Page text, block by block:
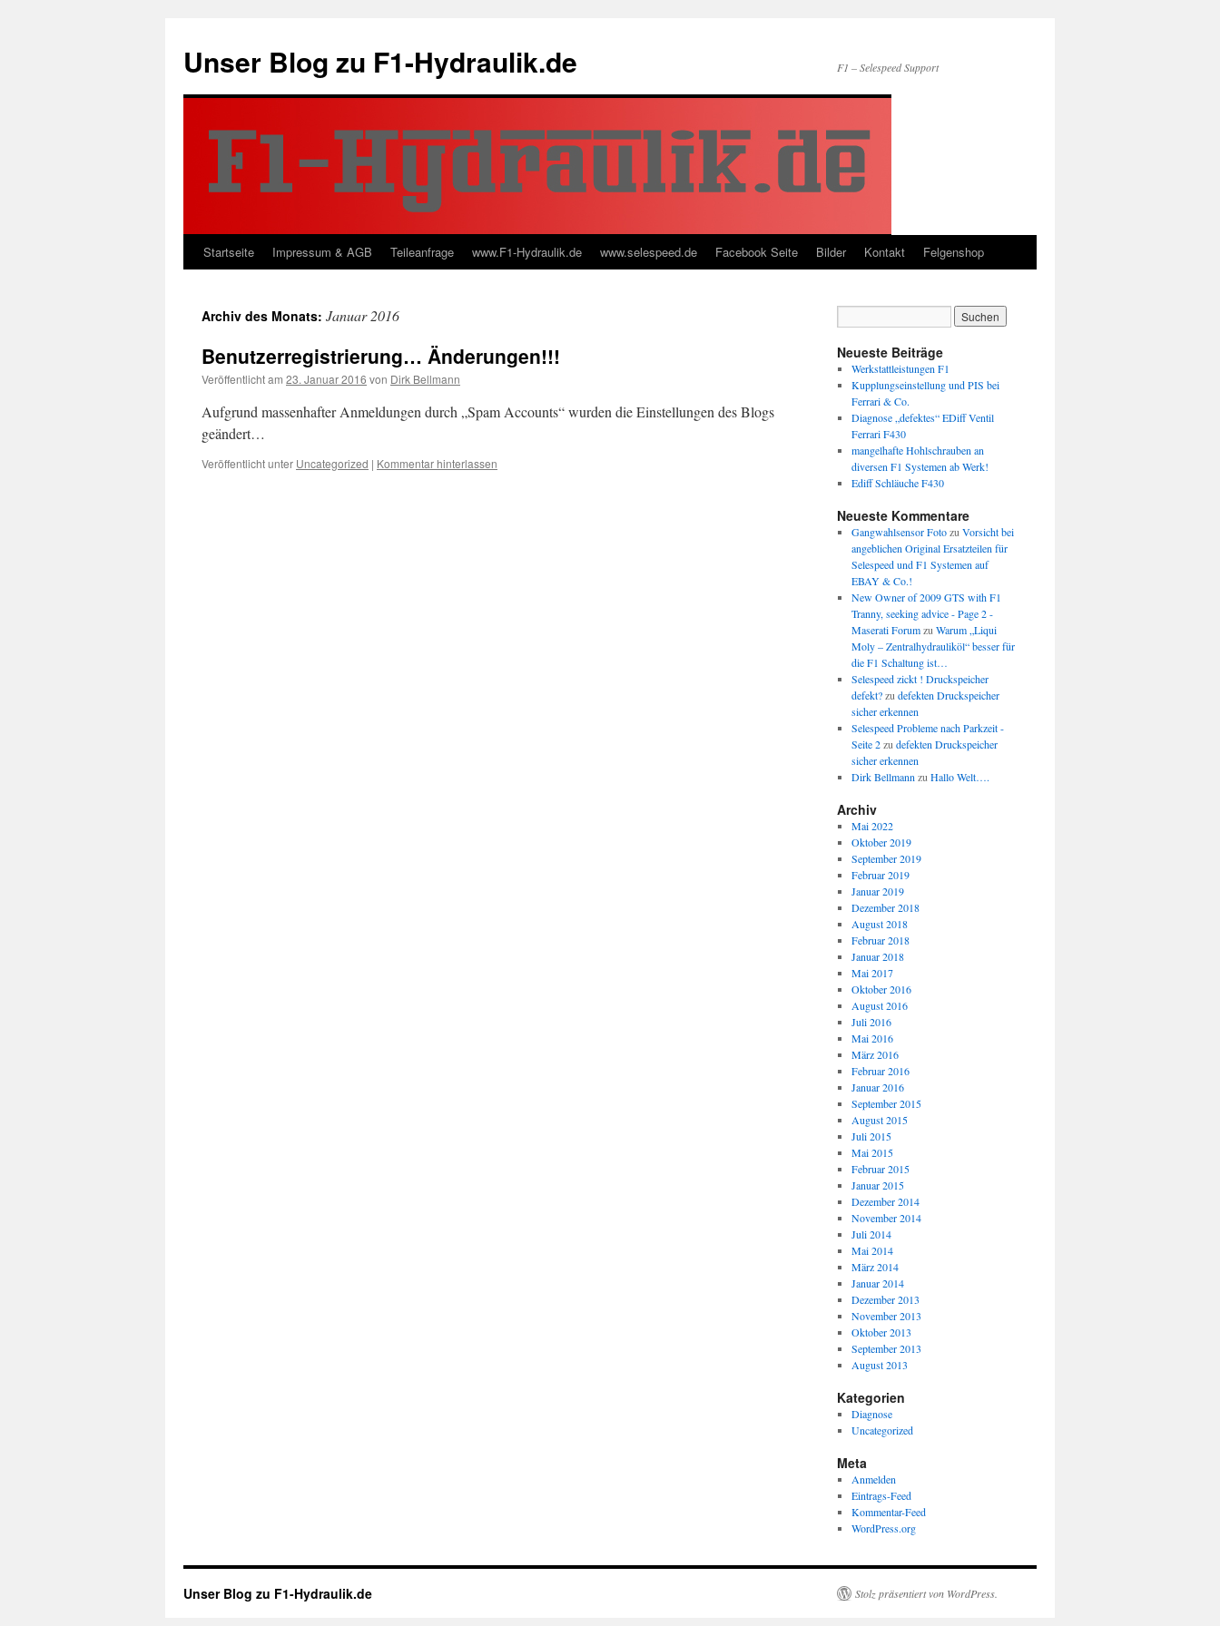
springen
Unser Blog zu F1-Hydraulik.de F1 – Selespeed Support
Startseite Impressum & AGB Teileanfrage www.F1-Hydraulik.de www.selespeed.de Facebook Seite Bilder Kontakt Felgenshop
Archiv des Monats: Januar 2016
Benutzerregistrierung… Änderungen!!!
Veröffentlicht am 23. Januar 2016 von Dirk Bellmann
Aufgrund massenhafter Anmeldungen durch „Spam Accounts“ wurden die Einstellungen des Blogs
geändert…
Veröffentlicht unter Uncategorized | Kommentar hinterlassen
Neueste Beiträge
Werkstattleistungen F1
Kupplungseinstellung und PIS bei
Ferrari & Co.
Diagnose „defektes“ EDiff Ventil
Ferrari F430
mangelhafte Hohlschrauben an
diversen F1 Systemen ab Werk!
Ediff Schläuche F430
Neueste Kommentare
Gangwahlsensor Fotozu Vorsicht bei
angeblichen Original Ersatzteilen für
Selespeed und F1 Systemen auf
EBAY & Co.!
New Owner of 2009 GTS with F1
Tranny, seeking advice - Page 2 -
Maserati Forumzu Warum „Liqui
Moly – Zentralhydrauliköl“ besser für
die F1 Schaltung ist…
Selespeed zickt ! Druckspeicher
defekt?zu defekten Druckspeicher
sicher erkennen
Selespeed Probleme nach Parkzeit -
Seite 2zu defekten Druckspeicher
sicher erkennen
Dirk Bellmann zu Hallo Welt….
Archiv
Mai 2022
Oktober 2019
September 2019
Februar 2019
Januar 2019
Dezember 2018
August 2018
Februar 2018
Januar 2018
Mai 2017
Oktober 2016
August 2016
Juli 2016
Mai 2016
März 2016
Februar 2016
Januar 2016
September 2015
August 2015
Juli 2015
Mai 2015
Februar 2015
Januar 2015
Dezember 2014
November 2014
Juli 2014
Mai 2014
März 2014
Januar 2014
Dezember 2013
November 2013
Oktober 2013
September 2013
August 2013
Kategorien
Diagnose
Uncategorized
Meta
Anmelden
Eintrags-Feed
Kommentar-Feed
WordPress.org
Unser Blog zu F1-Hydraulik.de Stolz präsentiert von WordPress.